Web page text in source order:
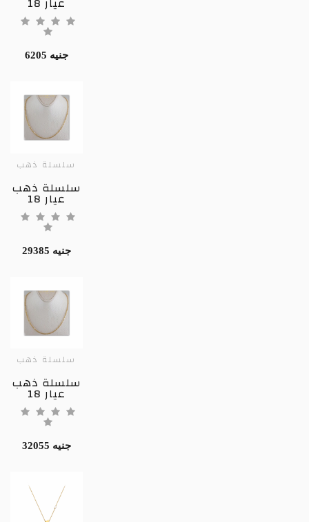
6205 جنيه
سلسلة ذهب
سلسلة ذهب
عيار 18
29385 جنيه
سلسلة ذهب
سلسلة ذهب
عيار 18
32055 جنيه